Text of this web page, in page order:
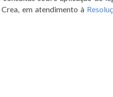
em atendimento à